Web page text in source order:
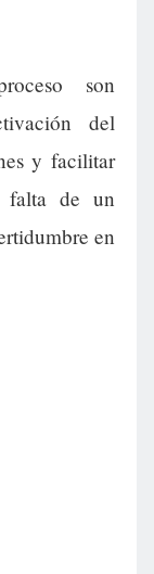
son
del
y facilitar
falta de un
en